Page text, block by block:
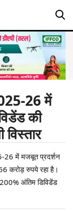
26 में
की
विस्तार
26 में मजबूत प्रदर्शन
करोड़ रुपये रहा है।
अंतिम डिविडेंड